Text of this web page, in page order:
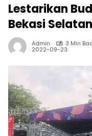
Lestarikan
Bekasi
Admin 3 Min
2022-09-23